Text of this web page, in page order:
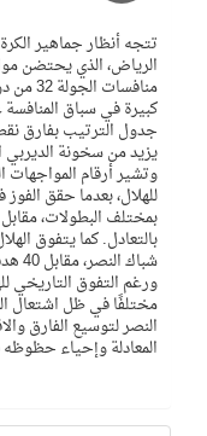
تتجه أنظار جماهير
الرياض، الذي يحتضن
كبيرة في سباق
جدول الترتيب بفارق
يزيد من سخونة الديربي
وتشير أرقام المواجهات
شباك النصر، مقابل 40 هدفًا للعالمي.
ورغم التفوق التاريخي
مختلفًا في ظل اشتعال
النصر لتوسيع الفارق
المعادلة وإحياء